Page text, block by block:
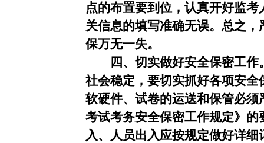
点的布置要到位，认真开好监
关信息的填写准确无误。总之，
保万无一失。
四、切实做好安全保密工
社会稳定，要切实抓好各项安
软硬件、试卷的运送和保管必
考试考务安全保密工作规定》
入、人员出入应按规定做好详